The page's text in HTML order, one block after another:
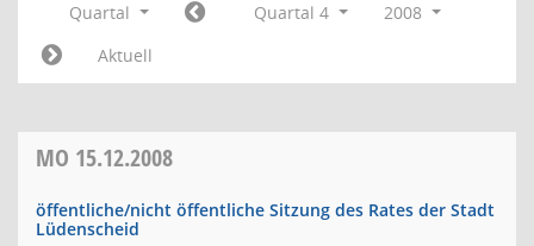
Quartal Quartal 4
2008
Aktuell
MO 15.12.2008
öffentliche/nicht öffentliche Sitzung des Rates der Stadt
Lüdenscheid